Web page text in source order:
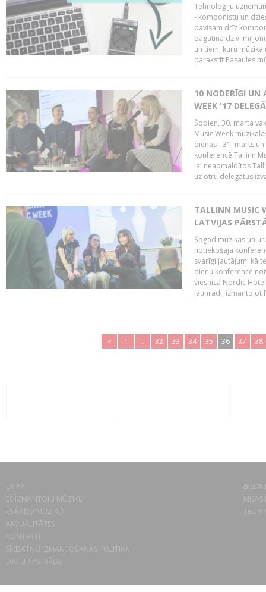
Tehnoloģiju
- komponistu un
pavisam drīz
bagātina dzīvi
un tiem, kuru
parakstīt Pasaules
10 NODERĪGI UN
WEEK '17
Šodien, 30. marta
Music Week
dienas - 31. marts
konferencē.Tallinn
lai neapmaldītos
uz otru delegātus
TALLINN MUSIC
LATVIJAS
Šogad mūzikas un
notiekošajā
svarīgi jautājumi kā
dienu konference
viesnīcā Nordic
jaunradi, izmantojot
« 1 .. 32 33 34 35 36 37 38
LAIPA
ES IZMANTOJU MŪZIKU
ES RADU MŪZIKU
AKTUALITĀTES
KONTAKTI
SĪKDATŅU IZMANTOŠANAS POLITIKA
DATU APSTRĀDE
TEL.